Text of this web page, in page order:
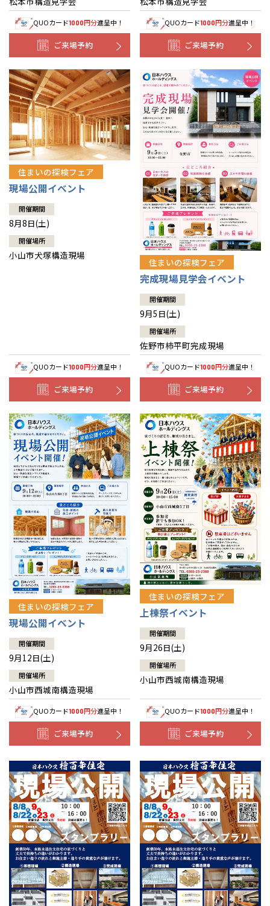
QUOカード1000円分進呈中！
ご来場予約
QUOカード1000円分進呈中！
ご来場予約
住まいの探検フェア
現場公開イベント
開催期間
8月8日(土)
開催場所
小山市犬塚構造現場
QUOカード1000円分進呈中！
ご来場予約
住まいの探検フェア
完成現場見学会イベント
開催期間
9月5日(土)
開催場所
佐野市柿平町完成現場
QUOカード1000円分進呈中！
ご来場予約
住まいの探検フェア
現場公開イベント
開催期間
9月12日(土)
開催場所
小山市西城南構造現場
QUOカード1000円分進呈中！
ご来場予約
住まいの探検フェア
上棟祭イベント
開催期間
9月26日(土)
開催場所
小山市西城南構造現場
QUOカード1000円分進呈中！
ご来場予約